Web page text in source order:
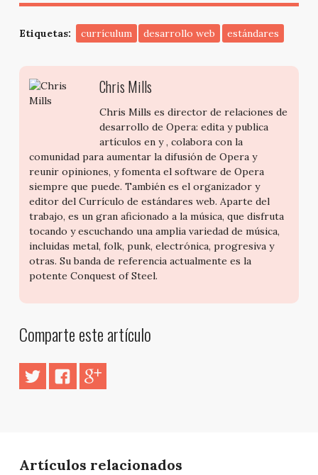
Etiquetas: currículum desarrollo web estándares
Chris Mills
Chris Mills es director de relaciones de
desarrollo de Opera: edita y publica
artículos en y , colabora con la
comunidad para aumentar la difusión de Opera y
reunir opiniones, y fomenta el software de Opera
siempre que puede. También es el organizador y
editor del Currículo de estándares web. Aparte del
trabajo, es un gran aficionado a la música, que disfruta
tocando y escuchando una amplia variedad de música,
incluidas metal, folk, punk, electrónica, progresiva y
otras. Su banda de referencia actualmente es la
potente Conquest of Steel.
Comparte este artículo
Artículos relacionados